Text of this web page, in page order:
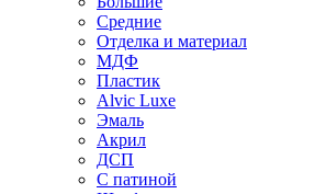
Средние
Отделка и материал
МДФ
Пластик
Alvic Luxe
Эмаль
Акрил
ДСП
С патиной